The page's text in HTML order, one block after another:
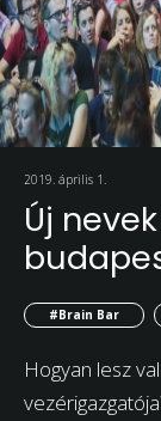
2019. április 1.
Új
#Brain Bar
Hogyan lesz